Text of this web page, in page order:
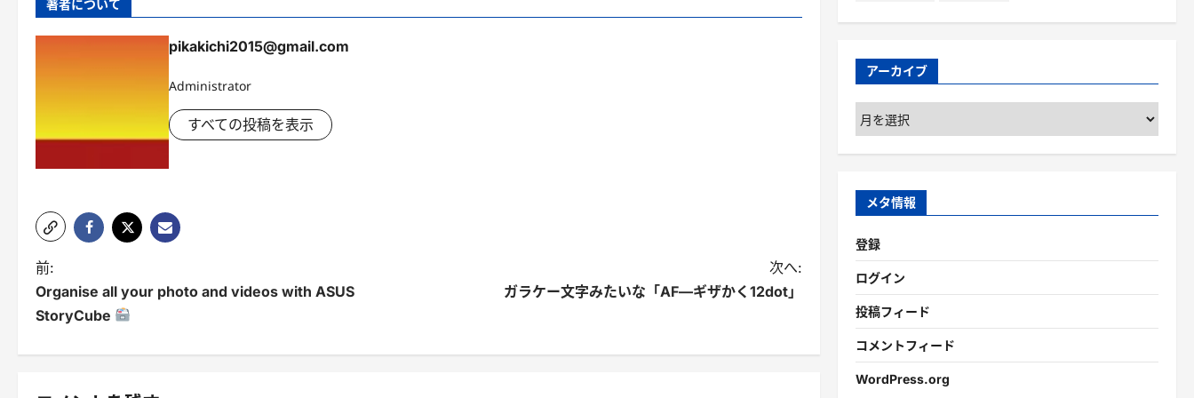
著者について
pikakichi2015@gmail.com
Administrator
すべての投稿を表示
投
稿
前:
Organise all your photo and videos with ASUS
StoryCube
次へ:
ガラケー文字みたいな「AF―ギザかく12dot」
アーカイブ
ア
ー
カ
ブ
メタ情報
登録
ログイン
投稿フィード
コメントフィード
WordPress.org